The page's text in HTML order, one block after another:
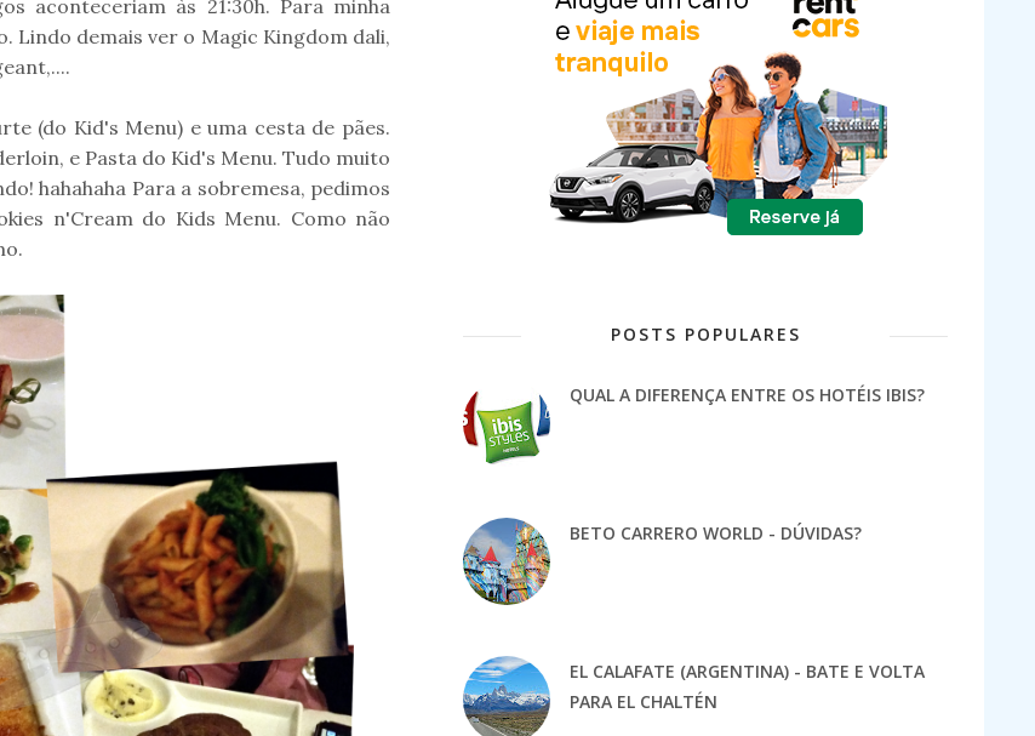
aconteceriam às 21:30h. Para minha
Lindo demais ver o Magic Kingdom dali,
(do Kid's Menu) e uma cesta de pães.
e Pasta do Kid's Menu. Tudo muito
hahahaha Para a sobremesa, pedimos
n'Cream do Kids Menu. Como não
POSTS POPULARES
QUAL A DIFERENÇA ENTRE OS HOTÉIS IBIS?
BETO CARRERO WORLD - DÚVIDAS?
EL CALAFATE (ARGENTINA) - BATE E VOLTA
PARA EL CHALTÉN